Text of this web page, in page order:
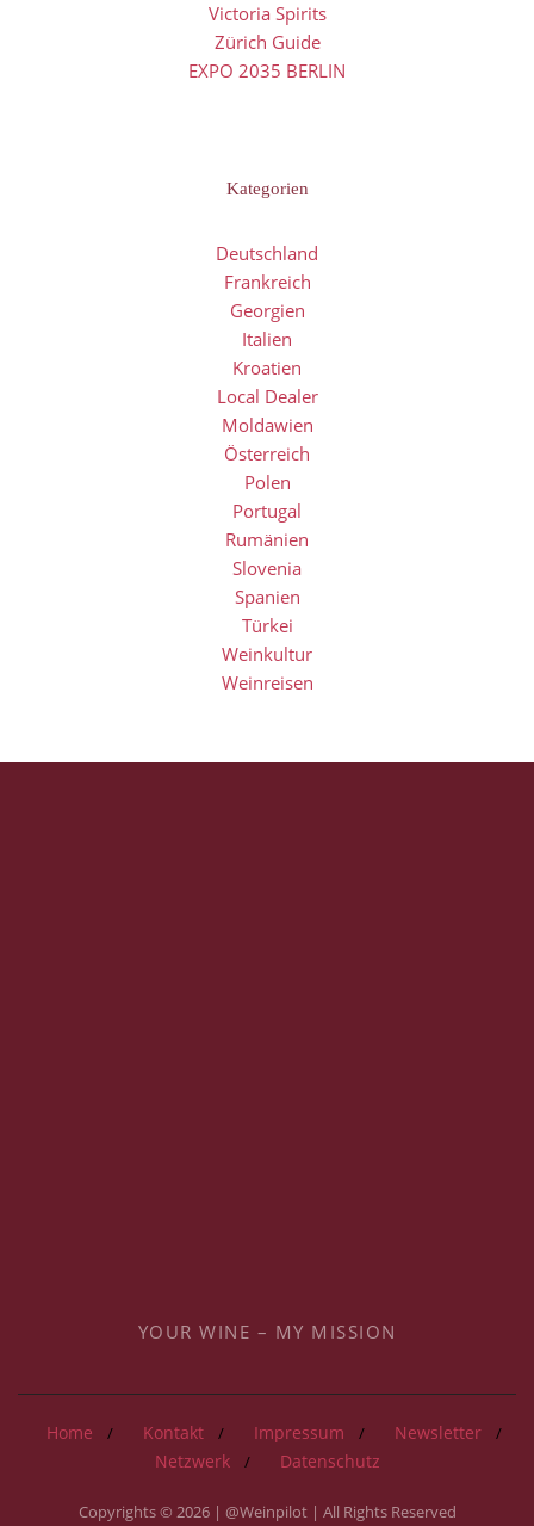
Victoria Spirits
Zürich Guide
EXPO 2035 BERLIN
Kategorien
Deutschland
Frankreich
Georgien
Italien
Kroatien
Local Dealer
Moldawien
Österreich
Polen
Portugal
Rumänien
Slovenia
Spanien
Türkei
Weinkultur
Weinreisen
YOUR WINE – MY MISSION
Home Kontakt Impressum
Newsletter
Netzwerk
Datenschutz
Copyrights © 2026 | @Weinpilot | All Rights Reserved